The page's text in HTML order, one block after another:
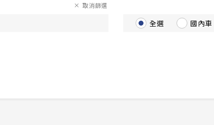
取消篩選
全選 國內車